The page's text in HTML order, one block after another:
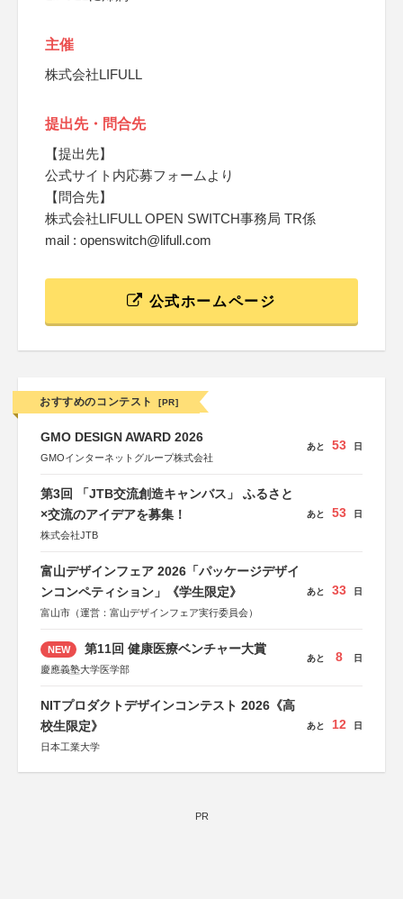
主催
株式会社LIFULL
提出先・問合先
【提出先】
公式サイト内応募フォームより
【問合先】
株式会社LIFULL OPEN SWITCH事務局 TR係
mail : openswitch@lifull.com
公式ホームページ
おすすめのコンテスト [PR]
GMO DESIGN AWARD 2026
GMOインターネットグループ株式会社
あと 53 日
第3回 「JTB交流創造キャンバス」 ふるさと
×交流のアイデアを募集！
株式会社JTB
あと 53 日
富山デザインフェア 2026「パッケージデザイ
ンコンペティション」《学生限定》
富山市（運営：富山デザインフェア実行委員会）
あと 33 日
NEW 第11回 健康医療ベンチャー大賞
慶應義塾大学医学部
あと 8 日
NITプロダクトデザインコンテスト 2026《高
校生限定》
日本工業大学
あと 12 日
PR